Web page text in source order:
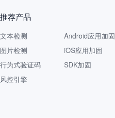
推荐产品
文本检测
图片检测
行为式验证码
风控引擎
Android应用加固
iOS应用加固
SDK加固